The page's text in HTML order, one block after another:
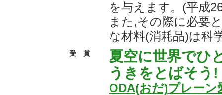
を与えます。(平成
また,その際に必要
な材料(消耗品)は科
受 賞
夏空に世界でひ
うきをとばそう!
ODA(おだ)プレーン